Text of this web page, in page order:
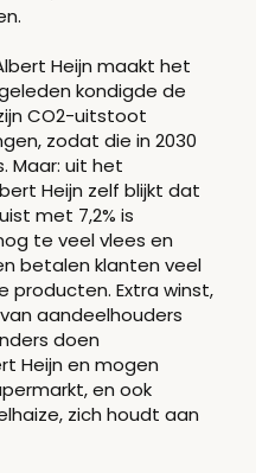
Heijn maakt het
kondigde de
CO2-uitstoot
zodat die in 2030
Maar: uit het
Heijn zelf blijkt dat
met 7,2% is
te veel vlees en
betalen klanten veel
producten. Extra winst,
aandeelhouders
doen
Heijn en mogen
markt, en ook
zich houdt aan